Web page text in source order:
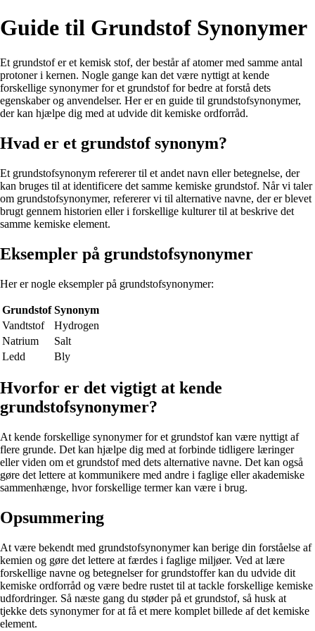
Guide til Grundstof Synonymer
Et grundstof er et kemisk stof, der består af atomer med samme antal
protoner i kernen. Nogle gange kan det være nyttigt at kende
forskellige synonymer for et grundstof for bedre at forstå dets
egenskaber og anvendelser. Her er en guide til grundstofsynonymer,
der kan hjælpe dig med at udvide dit kemiske ordforråd.
Hvad er et grundstof synonym?
Et grundstofsynonym refererer til et andet navn eller betegnelse, der
kan bruges til at identificere det samme kemiske grundstof. Når vi taler
om grundstofsynonymer, refererer vi til alternative navne, der er blevet
brugt gennem historien eller i forskellige kulturer til at beskrive det
samme kemiske element.
Eksempler på grundstofsynonymer
Her er nogle eksempler på grundstofsynonymer:
Grundstof Synonym
Vandtstof
Hydrogen
Natrium
Salt
Ledd
Bly
Hvorfor er det vigtigt at kende
grundstofsynonymer?
At kende forskellige synonymer for et grundstof kan være nyttigt af
flere grunde. Det kan hjælpe dig med at forbinde tidligere læringer
eller viden om et grundstof med dets alternative navne. Det kan også
gøre det lettere at kommunikere med andre i faglige eller akademiske
sammenhænge, hvor forskellige termer kan være i brug.
Opsummering
At være bekendt med grundstofsynonymer kan berige din forståelse af
kemien og gøre det lettere at færdes i faglige miljøer. Ved at lære
forskellige navne og betegnelser for grundstoffer kan du udvide dit
kemiske ordforråd og være bedre rustet til at tackle forskellige kemiske
udfordringer. Så næste gang du støder på et grundstof, så husk at
tjekke dets synonymer for at få et mere komplet billede af det kemiske
element.